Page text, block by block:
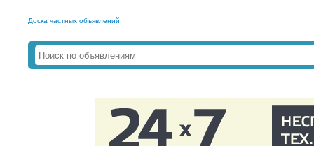
Доска частных объявлений